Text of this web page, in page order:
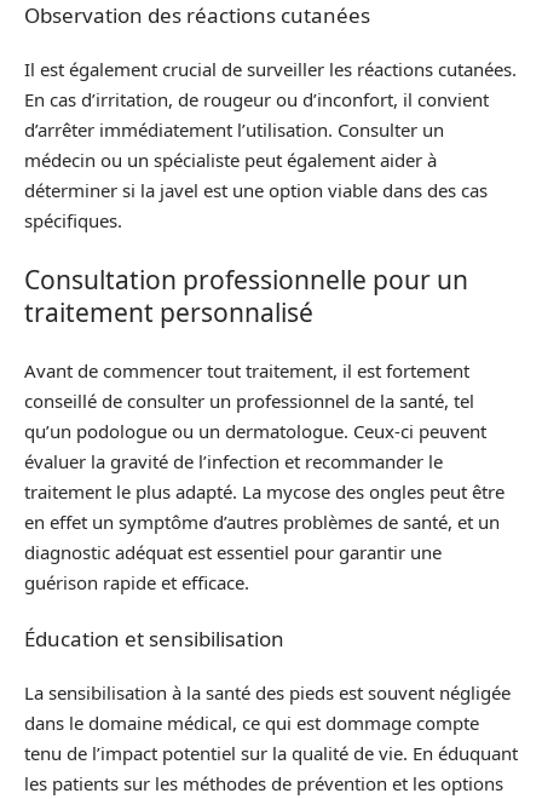
Observation des réactions cutanées
Il est également crucial de surveiller les réactions cutanées.
En cas d’irritation, de rougeur ou d’inconfort, il convient
d’arrêter immédiatement l’utilisation. Consulter un
médecin ou un spécialiste peut également aider à
déterminer si la javel est une option viable dans des cas
spécifiques.
Consultation professionnelle pour un
traitement personnalisé
Avant de commencer tout traitement, il est fortement
conseillé de consulter un professionnel de la santé, tel
qu’un podologue ou un dermatologue. Ceux-ci peuvent
évaluer la gravité de l’infection et recommander le
traitement le plus adapté. La mycose des ongles peut être
en effet un symptôme d’autres problèmes de santé, et un
diagnostic adéquat est essentiel pour garantir une
guérison rapide et efficace.
Éducation et sensibilisation
La sensibilisation à la santé des pieds est souvent négligée
dans le domaine médical, ce qui est dommage compte
tenu de l’impact potentiel sur la qualité de vie. En éduquant
les patients sur les méthodes de prévention et les options